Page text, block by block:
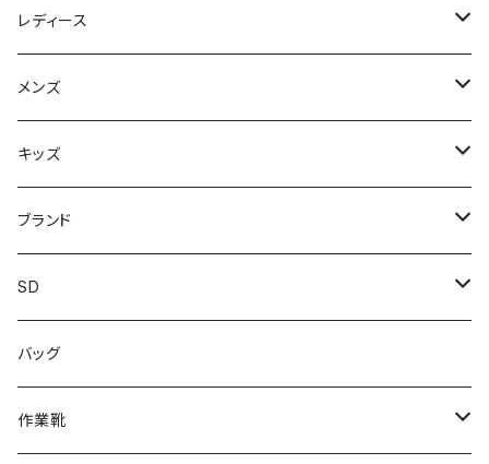
レディース
スニーカー
上履き/スリッパ
レインシューズ
カジュアル
サンダル/クロッグ
ブーツ
作業靴
フォーマル/ビジネス/通学靴
メンズ
サンダル・スリッパ
メンズ\レインシューズ
スニーカー
上履き/スリッパ
カジュアル
キッズ
スニーカー
レインシューズ
カジュアル
サンダル/クロッグ
フォーマル
ブランド
ブランド1
アディダス adidas
アシックス asics
ブランド3
ヨネックス YONEX
アディダス
SD
エムディ企画
バッグ
作業靴